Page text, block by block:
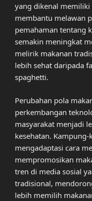
yang dikenal
membantu melawan
pemahaman tentang
semakin meningkat
melirik makanan
lebih sehat daripada
spaghetti.
Perubahan pola
perkembangan
masyarakat menjadi
kesehatan.
mengadaptasi cara
mempromosikan
tren di media sosial
tradisional,
lebih memilih